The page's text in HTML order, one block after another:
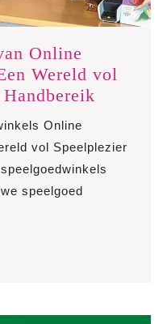
Online
Wereld vol
van
Online
Online
vol Speelplezier
speelgoed